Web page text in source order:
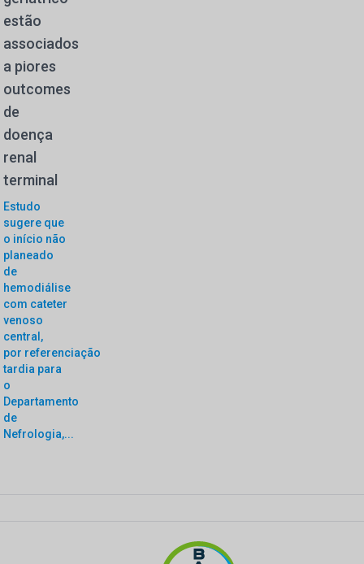
estão
associados
a piores
outcomes
de
doença
renal
terminal
Estudo
sugere que
o início não
planeado
de
hemodiálise
com cateter
venoso
central,
por referenciação
tardia para
o
Departamento
de
Nefrologia,...